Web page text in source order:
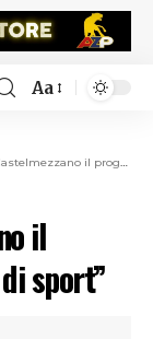
Aa
il progetto del CONI “Luoghi di sport”
il
sport”